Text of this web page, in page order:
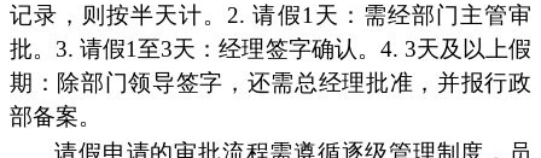
记录，则按半天计。2. 请假1天：需经部门主管审
批。3. 请假1至3天：经理签字确认。4. 3天及以上假
期：除部门领导签字，还需总经理批准，并报行政
部备案。
请假申请的审批流程需遵循逐级管理制度，员